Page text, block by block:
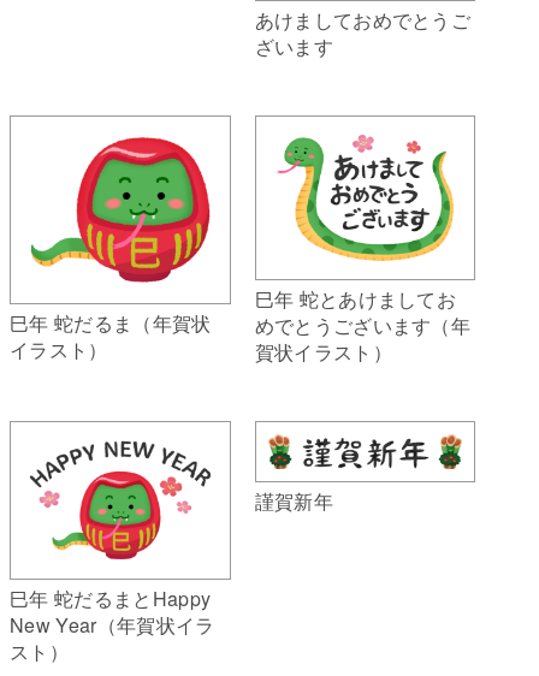
あけましておめでとうご
ざいます
巳年 蛇だるま（年賀状
イラスト）
巳年 蛇とあけましてお
めでとうございます（年
賀状イラスト）
巳年 蛇だるまとHappy
New Year（年賀状イラ
スト）
謹賀新年